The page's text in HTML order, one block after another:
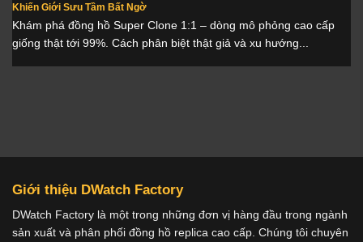
Khiến Giới Sưu Tầm Bất Ngờ
Khám phá đồng hồ Super Clone 1:1 – dòng mô phỏng cao cấp
giống thật tới 99%. Cách phân biệt thật giả và xu hướng...
Giới thiệu DWatch Factory
DWatch Factory là một trong những đơn vị hàng đầu trong ngành
sản xuất và phân phối đồng hồ replica cao cấp. Chúng tôi chuyên